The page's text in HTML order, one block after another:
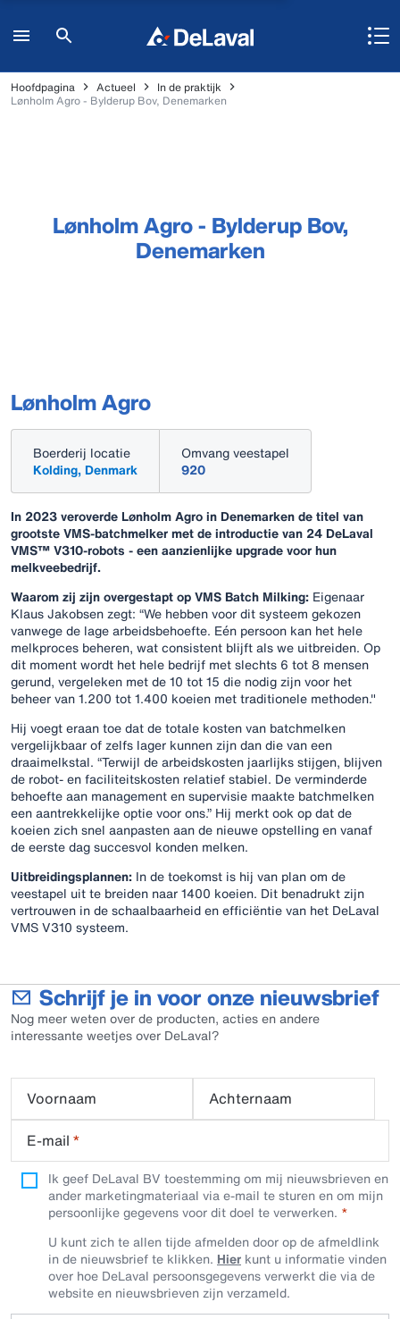
Hoofdpagina Actueel
In de praktijk
Lønholm Agro - Bylderup Bov, Denemarken
Lønholm Agro - Bylderup Bov,
Denemarken
Lønholm Agro
Boerderij locatie
Kolding, Denmark
Omvang veestapel
920
In 2023 veroverde Lønholm Agro in Denemarken de titel van
grootste VMS-batchmelker met de introductie van 24 DeLaval
VMS™ V310-robots - een aanzienlijke upgrade voor hun
melkveebedrijf.
Waarom zij zijn overgestapt op VMS Batch Milking: Eigenaar
Klaus Jakobsen zegt: “We hebben voor dit systeem gekozen
vanwege de lage arbeidsbehoefte. Eén persoon kan het hele
melkproces beheren, wat consistent blijft als we uitbreiden. Op
dit moment wordt het hele bedrijf met slechts 6 tot 8 mensen
gerund, vergeleken met de 10 tot 15 die nodig zijn voor het
beheer van 1.200 tot 1.400 koeien met traditionele methoden."
Hij voegt eraan toe dat de totale kosten van batchmelken
vergelijkbaar of zelfs lager kunnen zijn dan die van een
draaimelkstal. “Terwijl de arbeidskosten jaarlijks stijgen, blijven
de robot- en faciliteitskosten relatief stabiel. De verminderde
behoefte aan management en supervisie maakte batchmelken
een aantrekkelijke optie voor ons.” Hij merkt ook op dat de
koeien zich snel aanpasten aan de nieuwe opstelling en vanaf
de eerste dag succesvol konden melken.
Uitbreidingsplannen: In de toekomst is hij van plan om de
veestapel uit te breiden naar 1400 koeien. Dit benadrukt zijn
vertrouwen in de schaalbaarheid en efficiëntie van het DeLaval
VMS V310 systeem.
Schrijf je in voor onze nieuwsbrief
Nog meer weten over de producten, acties en andere
interessante weetjes over DeLaval?
Voornaam
Achternaam
E-mail *
Ik geef DeLaval BV toestemming om mij nieuwsbrieven en
ander marketingmateriaal via e-mail te sturen en om mijn
persoonlijke gegevens voor dit doel te verwerken.
U kunt zich te allen tijde afmelden door op de afmeldlink
in de nieuwsbrief te klikken. Hier kunt u informatie vinden
over hoe DeLaval persoonsgegevens verwerkt die via de
website en nieuwsbrieven zijn verzameld.